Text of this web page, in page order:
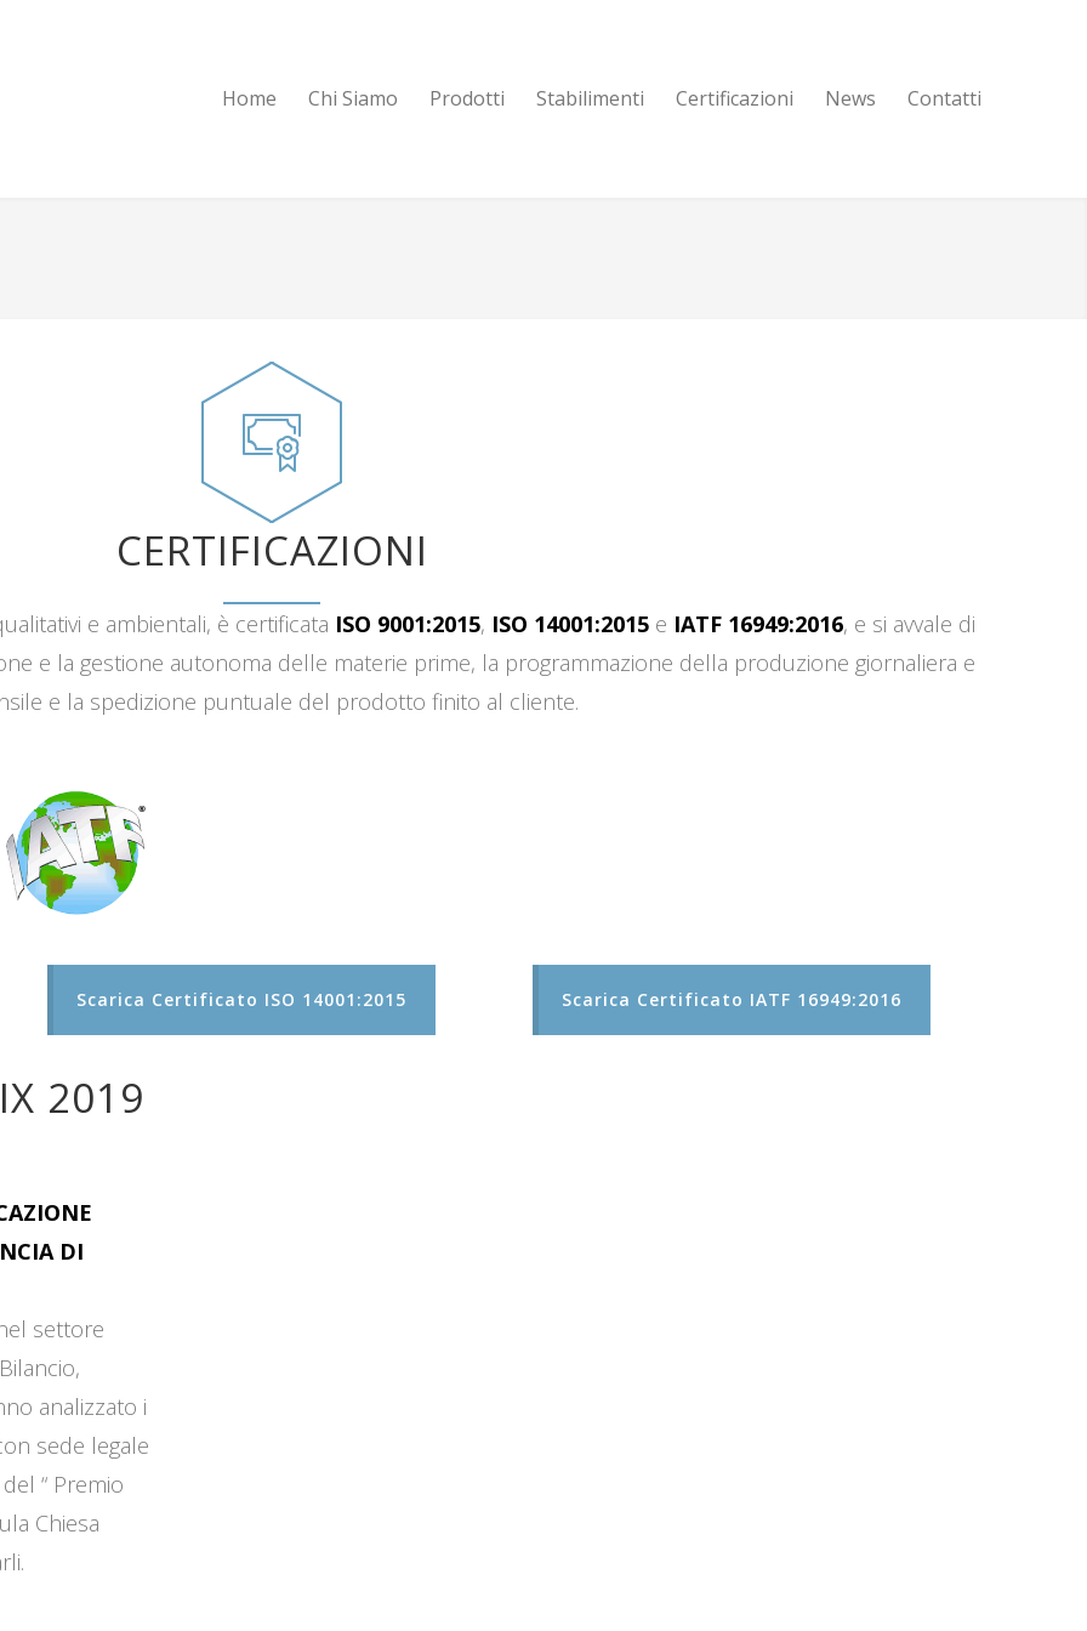
Home Chi Siamo Prodotti Stabilimenti Certificazioni News Contatti
CERTIFICAZIONI
e ambientali, è certificata ISO 9001:2015, ISO 14001:2015 e IATF 16949:2016, e si avvale di
e la gestione autonoma delle materie prime, la programmazione della produzione giornaliera e
e la spedizione puntuale del prodotto finito al cliente.
Scarica Certificato ISO 14001:2015 Scarica Certificato IATF 16949:2016
2019
DI
settore
analizzato i
sede legale
“ Premio
Chiesa